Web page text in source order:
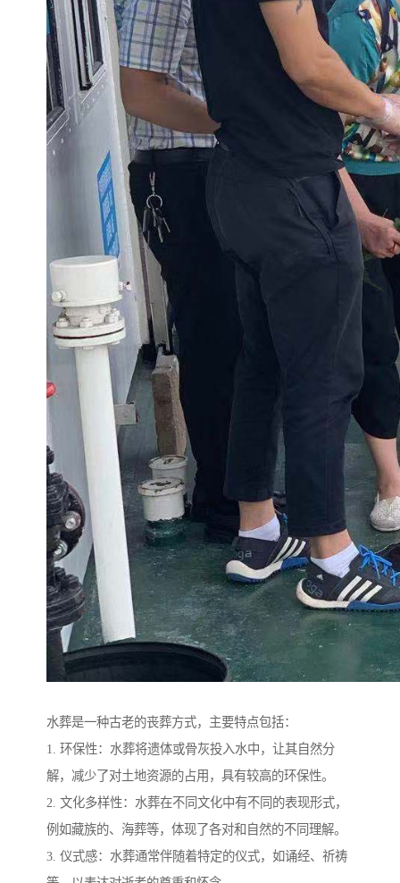
水葬是一种古老的丧葬方式，主要特点包括：
1. 环保性：水葬将遗体或骨灰投入水中，让其自然分
解，减少了对土地资源的占用，具有较高的环保性。
2. 文化多样性：水葬在不同文化中有不同的表现形式，
例如藏族的、海葬等，体现了各对和自然的不同理解。
3. 仪式感：水葬通常伴随着特定的仪式，如诵经、祈祷